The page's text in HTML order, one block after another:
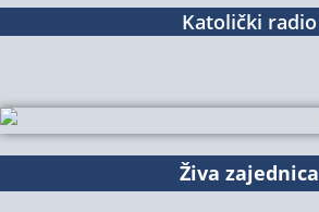
Katolički radio
Živa zajednica